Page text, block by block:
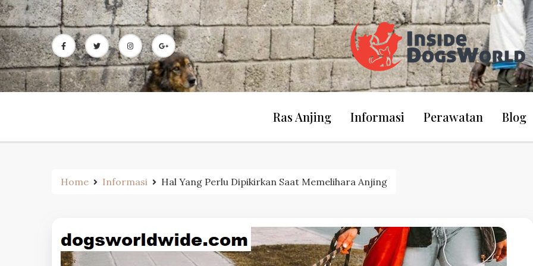
Skip
to
content
Dogs
Dogs World Wide Merupakan Website Yang
Ras Anjing Informasi Perawatan Blog
Home Informasi Hal Yang Perlu Dipikirkan Saat Memelihara Anjing